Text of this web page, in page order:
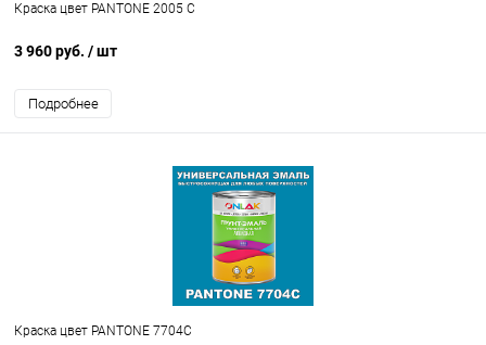
Краска цвет PANTONE 2005 C
3 960 руб. / шт
Подробнее
Краска цвет PANTONE 7704C